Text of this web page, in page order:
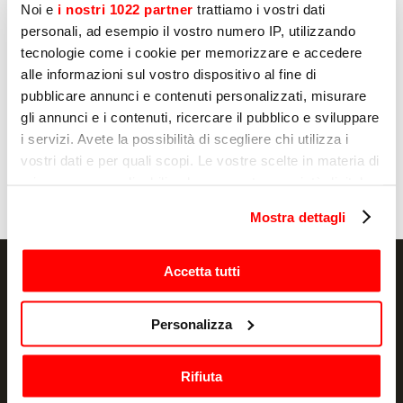
Noi e i nostri 1022 partner trattiamo i vostri dati
personali, ad esempio il vostro numero IP, utilizzando
tecnologie come i cookie per memorizzare e accedere
alle informazioni sul vostro dispositivo al fine di
pubblicare annunci e contenuti personalizzati, misurare
gli annunci e i contenuti, ricercare il pubblico e sviluppare
i servizi. Avete la possibilità di scegliere chi utilizza i
vostri dati e per quali scopi. Le vostre scelte in materia di
modificare o revocare il proprio consenso in qualsiasi
momento dalla Dichiarazione sui cookie o facendo clic
sull'icona di attivazione della privacy.
raccogliere informazioni sulla tua posizione
geografica, con un'approssimazione di qualche
Mostra dettagli
Accetta tutti
Personalizza
Rifiuta
Да
Нет
Отправлять
NEWSLETTER
Акции и новости, прямо в вашей почте